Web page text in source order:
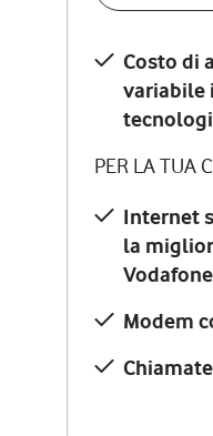
Costo di
variabile
PER LA TUA
Internet
la
Vodafone
Modem
PER